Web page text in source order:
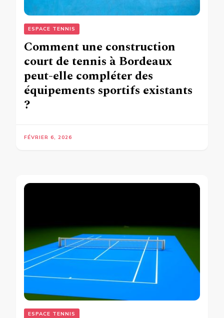
ESPACE TENNIS
Comment une construction
court de tennis à Bordeaux
peut-elle compléter des
équipements sportifs existants
?
FÉVRIER 6, 2026
ESPACE TENNIS